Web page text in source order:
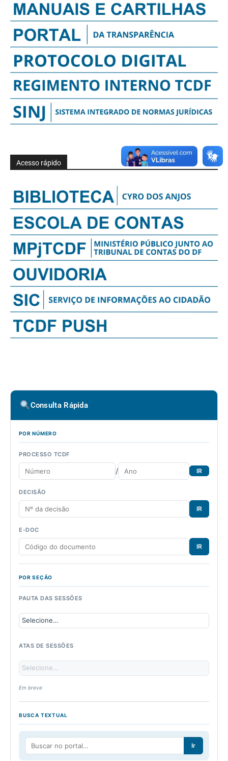
Acesso rápido
Consulta Rápida
POR NÚMERO
PROCESSO TCDF
/ IR
DECISÃO
IR
E-DOC
IR
POR SEÇÃO
PAUTA DAS SESSÕES
ATAS DE SESSÕES
Em breve
BUSCA TEXTUAL
Ir